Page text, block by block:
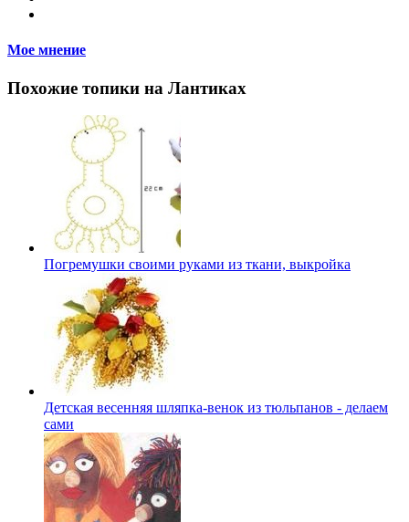
Мое мнение
Похожие топики на Лантиках
Погремушки своими руками из ткани, выкройка
Детская весенняя шляпка-венок из тюльпанов - делаем
сами